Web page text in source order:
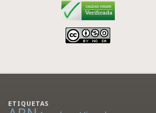
ETIQUETAS